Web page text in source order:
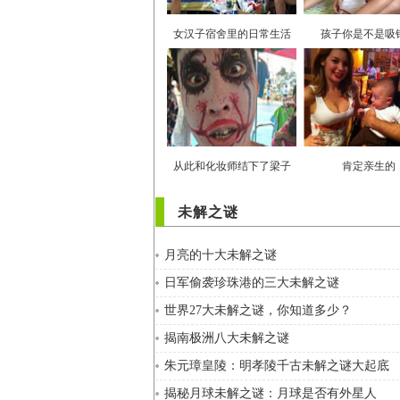
女汉子宿舍里的日常生活 孩子你是不是吸
从此和化妆师结下了梁子 肯定亲生的
未解之谜
月亮的十大未解之谜
日军偷袭珍珠港的三大未解之谜
世界27大未解之谜，你知道多少？
揭南极洲八大未解之谜
朱元璋皇陵：明孝陵千古未解之谜大起底
揭秘月球未解之谜：月球是否有外星人